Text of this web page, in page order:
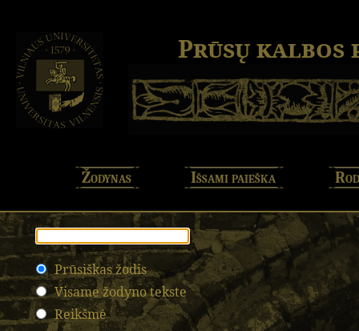
Prūsų kalbos
Žodynas Išsami paieška
Prūsiškas žodis
Visame žodyno tekste
Reikšmė